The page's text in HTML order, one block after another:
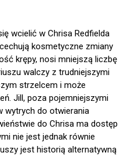
wcielić w Chrisa Redfielda
kosmetyczne zmiany
krępy, nosi mniejszą liczbę
walczy z trudniejszymi
strzelcem i może
Jill, poza pojemniejszymi
wytrych do otwierania
do Chrisa ma dostęp
nie jest jednak równie
jest historią alternatywną